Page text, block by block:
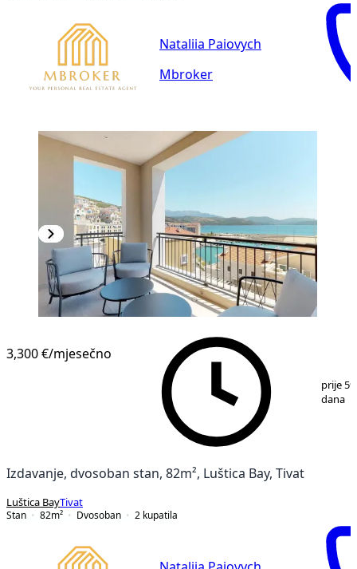
Nataliia Paiovych
Mbroker
3,300 €/mjesečno
prije 59
dana
Izdavanje, dvosoban stan, 82m², Luštica Bay, Tivat
Luštica BayTivat
Stan
82m² Dvosoban 2 kupatila